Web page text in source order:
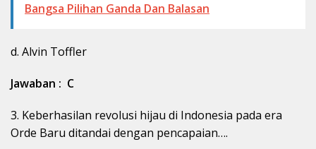
Bangsa Pilihan Ganda Dan Balasan
d. Alvin Toffler
Jawaban : C
3. Keberhasilan revolusi hijau di Indonesia pada era
Orde Baru ditandai dengan pencapaian….